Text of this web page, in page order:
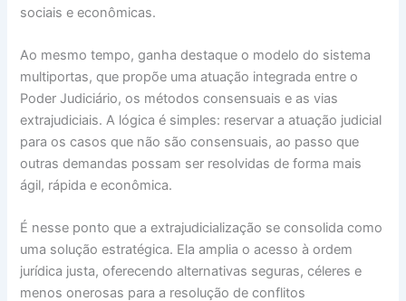
sociais e econômicas.
Ao mesmo tempo, ganha destaque o modelo do sistema
multiportas, que propõe uma atuação integrada entre o
Poder Judiciário, os métodos consensuais e as vias
extrajudiciais. A lógica é simples: reservar a atuação judicial
para os casos que não são consensuais, ao passo que
outras demandas possam ser resolvidas de forma mais
ágil, rápida e econômica.
É nesse ponto que a extrajudicialização se consolida como
uma solução estratégica. Ela amplia o acesso à ordem
jurídica justa, oferecendo alternativas seguras, céleres e
menos onerosas para a resolução de conflitos